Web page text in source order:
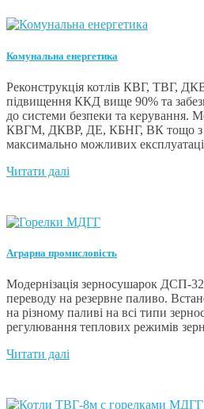
Комунальна енергетика
Реконструкція котлів КВГ, ТВГ,
підвищення ККД вище 90% та
до системи безпеки та керування.
КВГМ, ДКВР, ДЕ, КБНГ, ВК тощо з
максимально можливих
Читати далі
Аграрна промисловість
Модернізація зерносушарок ДСП-
переводу на резервне паливо.
на різному паливі на всі типи
регулювання теплових режимів
Читати далі